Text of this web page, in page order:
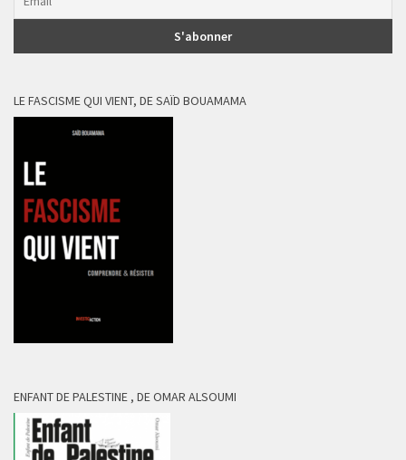
LE FASCISME QUI VIENT, DE SAÏD BOUAMAMA
ENFANT DE PALESTINE , DE OMAR ALSOUMI